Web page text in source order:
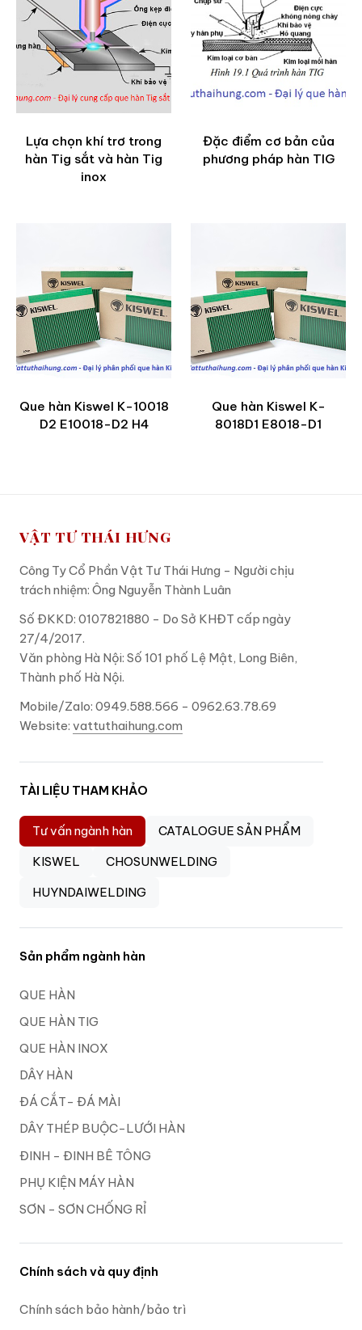
Lựa chọn khí trơ trong
hàn Tig sắt và hàn Tig
inox
Đặc điểm cơ bản của
phương pháp hàn TIG
Que hàn Kiswel K-10018
D2 E10018-D2 H4
Que hàn Kiswel K-
8018D1 E8018-D1
VẬT TƯ THÁI HƯNG
Công Ty Cổ Phần Vật Tư Thái Hưng - Người chịu
trách nhiệm: Ông Nguyễn Thành Luân
Số ĐKKD: 0107821880 - Do Sở KHĐT cấp ngày
27/4/2017.
Văn phòng Hà Nội: Số 101 phố Lệ Mật, Long Biên,
Thành phố Hà Nội.
Mobile/Zalo: 0949.588.566 - 0962.63.78.69
Website: vattuthaihung.com
TÀI LIỆU THAM KHẢO
Tư vấn ngành hàn
CATALOGUE SẢN PHẨM
KISWEL
CHOSUNWELDING
HUYNDAIWELDING
Sản phẩm ngành hàn
QUE HÀN
QUE HÀN TIG
QUE HÀN INOX
DÂY HÀN
ĐÁ CẮT- ĐÁ MÀI
DÂY THÉP BUỘC-LƯỚI HÀN
ĐINH - ĐINH BÊ TÔNG
PHỤ KIỆN MÁY HÀN
SƠN - SƠN CHỐNG RỈ
Chính sách và quy định
Chính sách bảo hành/bảo trì